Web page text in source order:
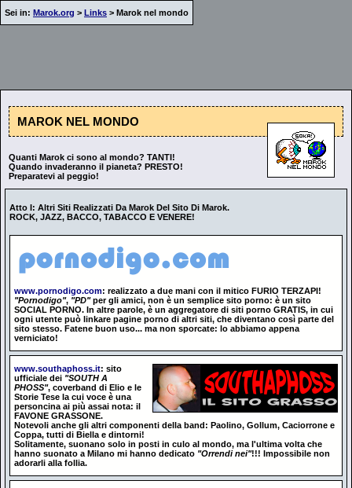
Sei in: Marok.org > Links > Marok nel mondo
MAROK NEL MONDO
Quanti Marok ci sono al mondo? TANTI!
Quando invaderanno il pianeta? PRESTO!
Preparatevi al peggio!
Atto I: Altri Siti Realizzati Da Marok Del Sito Di Marok.
ROCK, JAZZ, BACCO, TABACCO E VENERE!
www.pornodigo.com: realizzato a due mani con il mitico FURIO TERZAPI!
"Pornodigo", "PD"per gli amici, non è un semplice sito porno: è un sito
SOCIAL PORNO. In altre parole, è un aggregatore di siti porno GRATIS, in cui
ogni utente può linkare pagine porno di altri siti, che diventano così parte del
sito stesso. Fatene buon uso... ma non sporcate: lo abbiamo appena
verniciato!
www.southaphoss.it: sito
ufficiale dei "SOUTH A
PHOSS", coverband di Elio e le
Storie Tese la cui voce è una
personcina ai più assai nota: il
FAVONE GRASSONE.
Notevoli anche gli altri componenti della band: Paolino, Gollum, Caciorrone e
Coppa, tutti di Biella e dintorni!
Solitamente, suonano solo in posti in culo al mondo, ma l'ultima volta che
hanno suonato a Milano mi hanno dedicato "Orrendi nei"!!! Impossibile non
adorarli alla follia.